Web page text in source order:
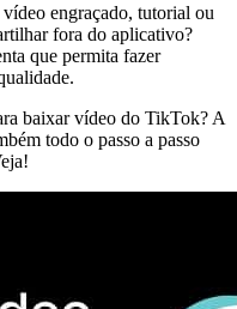
engraçado, tutorial ou
fora do aplicativo?
que permita fazer
baixar vídeo do TikTok? A
todo o passo a passo